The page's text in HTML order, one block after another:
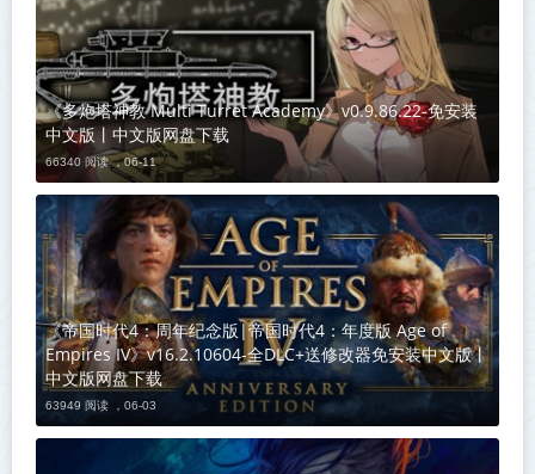
《多炮塔神教 Multi Turret Academy》v0.9.86.22-免安装
中文版丨中文版网盘下载
66340 阅读 ，06-11
《帝国时代4：周年纪念版|帝国时代4：年度版 Age of
Empires IV》v16.2.10604-全DLC+送修改器免安装中文版丨
中文版网盘下载
63949 阅读 ， 06-03